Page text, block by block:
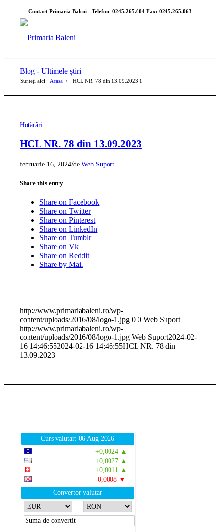
Contact Primaria Baleni - Telefon: 0245.265.004 Fax: 0245.265.063
Blog - Ultimele știri
Sunteți aici: Acasa 1
/ HCL NR. 78 din 13.09.2023
Hotărâri
HCL NR. 78 din 13.09.2023
februarie 16, 2024/deWeb Suport
Share this entry
Share on Facebook
Share on Twitter
Share on Pinterest
Share on LinkedIn
Share on Tumblr
Share on Vk
Share on Reddit
Share by Mail
http://www.primariabaleni.ro/wp-
content/uploads/2016/08/logo-1.jpg 0 0 Web Suport
http://www.primariabaleni.ro/wp-
content/uploads/2016/08/logo-1.jpg Web Suport2024-02-
16 14:46:552024-02-16 14:46:55HCL NR. 78 din
13.09.2023
Curs valutar: 06 Aug 2026
+0,0024 ▲
+0,0027 ▲
+0,0011 ▲
-0,0008 ▼
Convertor valutar